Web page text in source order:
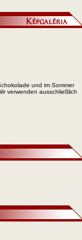
und im Sommer
verwenden ausschließlich